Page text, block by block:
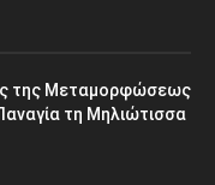
της Μεταμορφώσεως
τη Μηλιώτισσα